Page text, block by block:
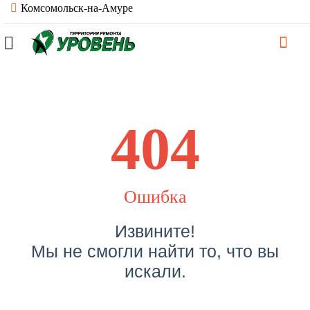
Комсомольск-на-Амуре
404
Ошибка
Извините!
Мы не смогли найти то, что вы
искали.